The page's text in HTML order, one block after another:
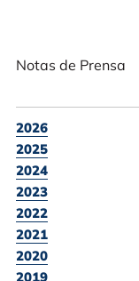
Notas de Prensa
2026
2025
2024
2023
2022
2021
2020
2019